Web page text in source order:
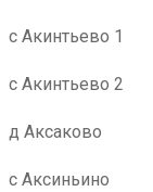
с Акинтьево 1
с Акинтьево 2
д Аксаково
с Аксиньино